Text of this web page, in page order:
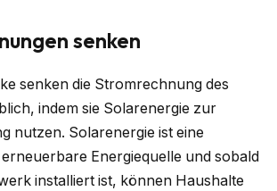
senken
senken die Stromrechnung des
indem sie Solarenergie zur
nutzen. Solarenergie ist eine
Energiequelle und sobald
installiert ist, können Haushalte